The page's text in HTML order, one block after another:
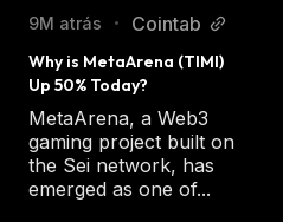
9M atrás • Cointab
Why is MetaArena (TIMI)
Up 50% Today?
MetaArena, a Web3
gaming project built on
the Sei network, has
emerged as one of...